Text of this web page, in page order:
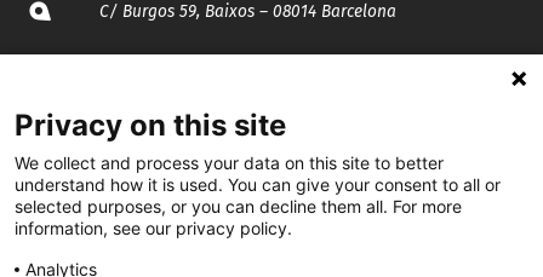
C/ Burgos 59, Baixos – 08014 Barcelona
935 120 481
@CGTCatalunya
Privacy on this site
We collect and process your data on this site to better
understand how it is used. You can give your consent to all or
selected purposes, or you can decline them all. For more
information, see our privacy policy.
Analytics